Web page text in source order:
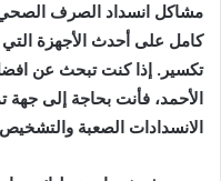
مشاكل انسداد الصرف الصحي
كامل على أحدث الأجهزة
تكسير. إذا كنت تبحث عن
الأحمد، فأنت بحاجة إلى جهة
الانسدادات الصعبة